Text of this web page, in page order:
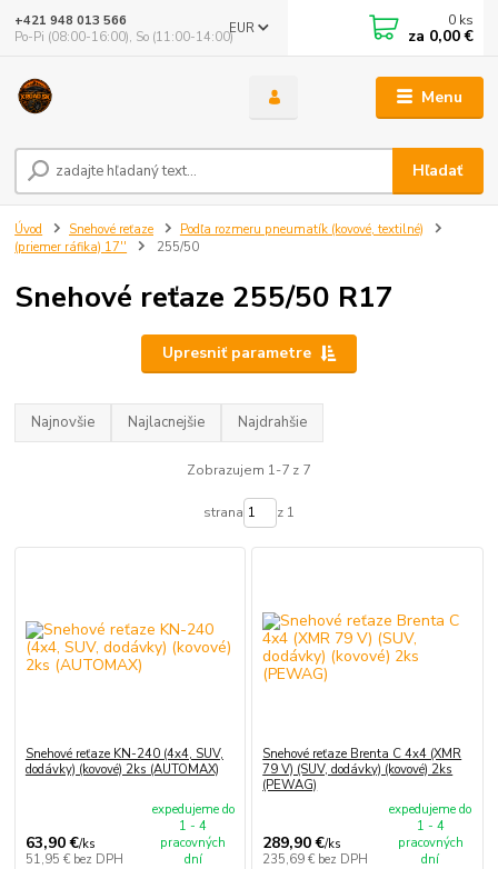
Menu
EUR
Hľadať
+421 948 013 566
Po-Pi (08:00-16:00), So (11:00-14:00)
0 ks
za 0,00 €
Úvod Snehové reťaze
Podľa rozmeru pneumatík (kovové, textilné)
(priemer ráfika) 17''
255/50
Snehové reťaze 255/50 R17
Upresniť parametre
Najnovšie Najlacnejšie Najdrahšie
Zobrazujem 1-7 z 7
strana z 1
Snehové reťaze KN-240 (4x4, SUV,
dodávky) (kovové) 2ks (AUTOMAX)
63,90 €/ks
51,95 € bez DPH
expedujeme do
1 - 4
pracovných
dní
Snehové reťaze Brenta C 4x4 (XMR
79 V) (SUV, dodávky) (kovové) 2ks
(PEWAG)
289,90 €/ks
235,69 € bez DPH
expedujeme do
1 - 4
pracovných
dní